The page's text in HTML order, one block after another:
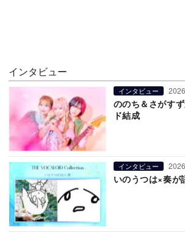
インタビュー
インタビュー
ののち＆さがす
ド結成
インタビュー
いのうつは×奏が